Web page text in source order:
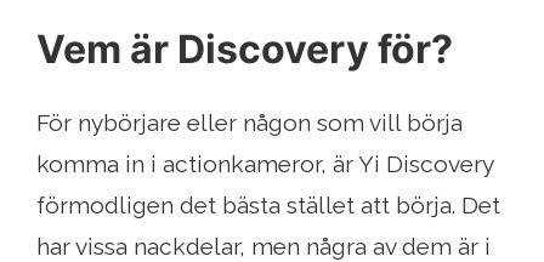
Vem är Discovery för?
För nybörjare eller någon som vill börja
komma in i actionkameror, är Yi Discovery
förmodligen det bästa stället att börja. Det
har vissa nackdelar, men några av dem är i